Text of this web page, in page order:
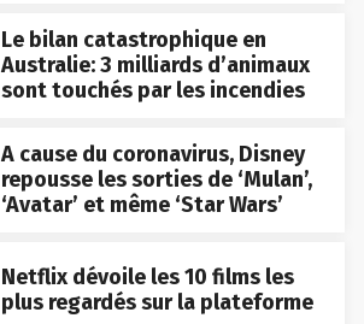
Le bilan catastrophique en
Australie: 3 milliards d’animaux
sont touchés par les incendies
A cause du coronavirus, Disney
repousse les sorties de ‘Mulan’,
‘Avatar’ et même ‘Star Wars’
Netflix dévoile les 10 films les
plus regardés sur la plateforme